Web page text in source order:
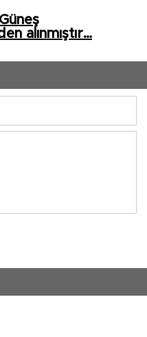
alınmıştır…